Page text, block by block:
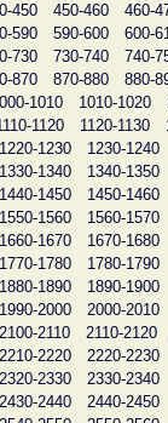
450 450-460 460-
590 590-600 600-
730 730-740 740-
870 870-880 880-
1010 1010-1020
1120 1120-1130
1220-1230 1230-1240
1330-1340 1340-1350
1440-1450 1450-1460
1550-1560 1560-1570
1660-1670 1670-1680
1770-1780 1780-1790
1880-1890 1890-1900
1990-2000 2000-2010
2100-2110 2110-2120
2210-2220 2220-2230
2320-2330 2330-2340
2430-2440 2440-2450